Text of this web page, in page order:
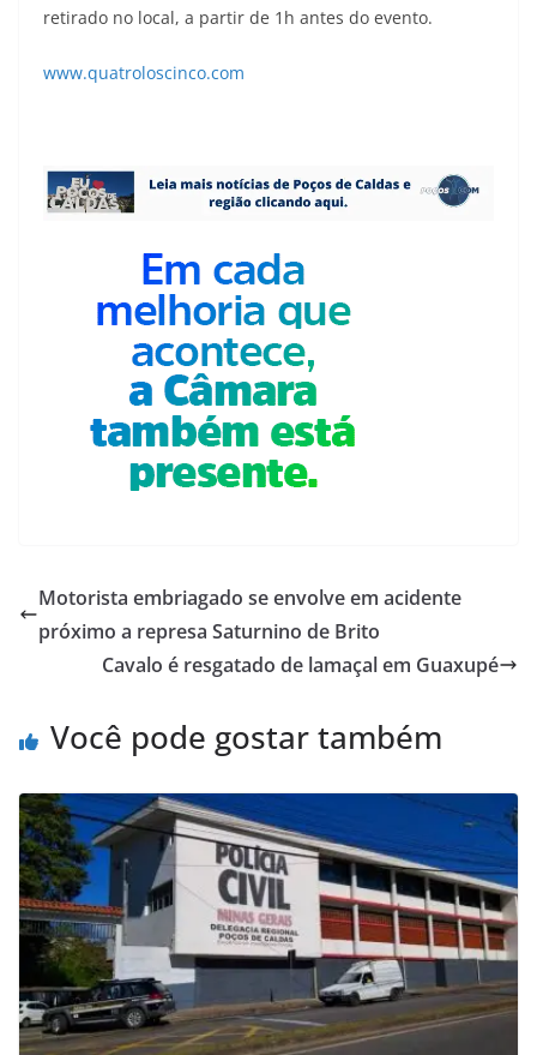
retirado no local, a partir de 1h antes do evento.
www.quatroloscinco.com
Motorista embriagado se envolve em acidente
próximo a represa Saturnino de Brito
Cavalo é resgatado de lamaçal em Guaxupé
Você pode gostar também